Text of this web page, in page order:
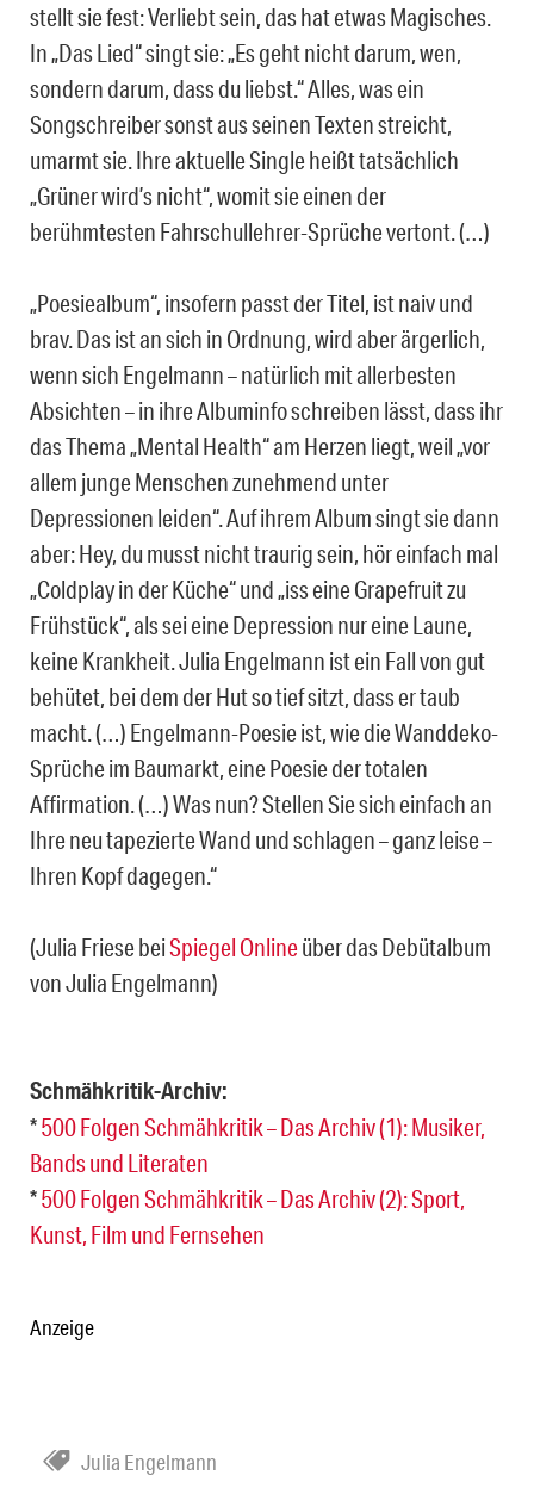
stellt sie fest: Verliebt sein, das hat etwas Magisches.
In „Das Lied“ singt sie: „Es geht nicht darum, wen,
sondern darum, dass du liebst.“ Alles, was ein
Songschreiber sonst aus seinen Texten streicht,
umarmt sie. Ihre aktuelle Single heißt tatsächlich
„Grüner wird’s nicht“, womit sie einen der
berühmtesten Fahrschullehrer-Sprüche vertont. (…)
„Poesiealbum“, insofern passt der Titel, ist naiv und
brav. Das ist an sich in Ordnung, wird aber ärgerlich,
wenn sich Engelmann – natürlich mit allerbesten
Absichten – in ihre Albuminfo schreiben lässt, dass ihr
das Thema „Mental Health“ am Herzen liegt, weil „vor
allem junge Menschen zunehmend unter
Depressionen leiden“. Auf ihrem Album singt sie dann
aber: Hey, du musst nicht traurig sein, hör einfach mal
„Coldplay in der Küche“ und „iss eine Grapefruit zu
Frühstück“, als sei eine Depression nur eine Laune,
keine Krankheit. Julia Engelmann ist ein Fall von gut
behütet, bei dem der Hut so tief sitzt, dass er taub
macht. (…) Engelmann-Poesie ist, wie die Wanddeko-
Sprüche im Baumarkt, eine Poesie der totalen
Affirmation. (…) Was nun? Stellen Sie sich einfach an
Ihre neu tapezierte Wand und schlagen – ganz leise –
Ihren Kopf dagegen.“
(Julia Friese beiSpiegel Onlineüber das Debütalbum
von Julia Engelmann)
Schmähkritik-Archiv:
*500 Folgen Schmähkritik – Das Archiv (1): Musiker,
Bands und Literaten
*500 Folgen Schmähkritik – Das Archiv (2): Sport,
Kunst, Film und Fernsehen
Anzeige
Julia Engelmann